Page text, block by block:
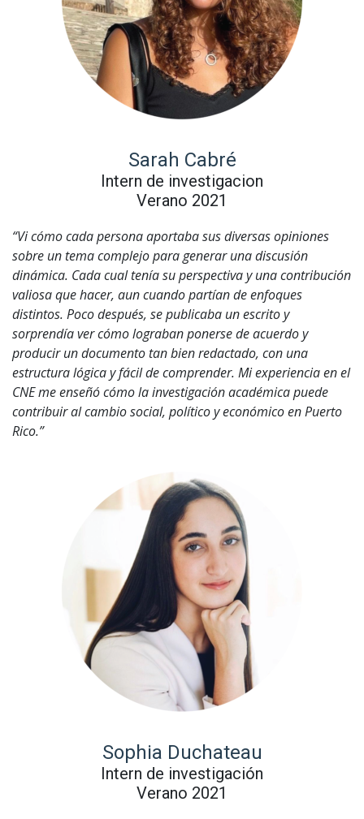
Sarah Cabré
Intern de investigacion
Verano 2021
“Vi cómo cada persona aportaba sus diversas opiniones
sobre un tema complejo para generar una discusión
dinámica. Cada cual tenía su perspectiva y una contribución
valiosa que hacer, aun cuando partían de enfoques
distintos. Poco después, se publicaba un escrito y
sorprendía ver cómo lograban ponerse de acuerdo y
producir un documento tan bien redactado, con una
estructura lógica y fácil de comprender. Mi experiencia en el
CNE me enseñó cómo la investigación académica puede
contribuir al cambio social, político y económico en Puerto
Rico.”
Sophia Duchateau
Intern de investigación
Verano 2021